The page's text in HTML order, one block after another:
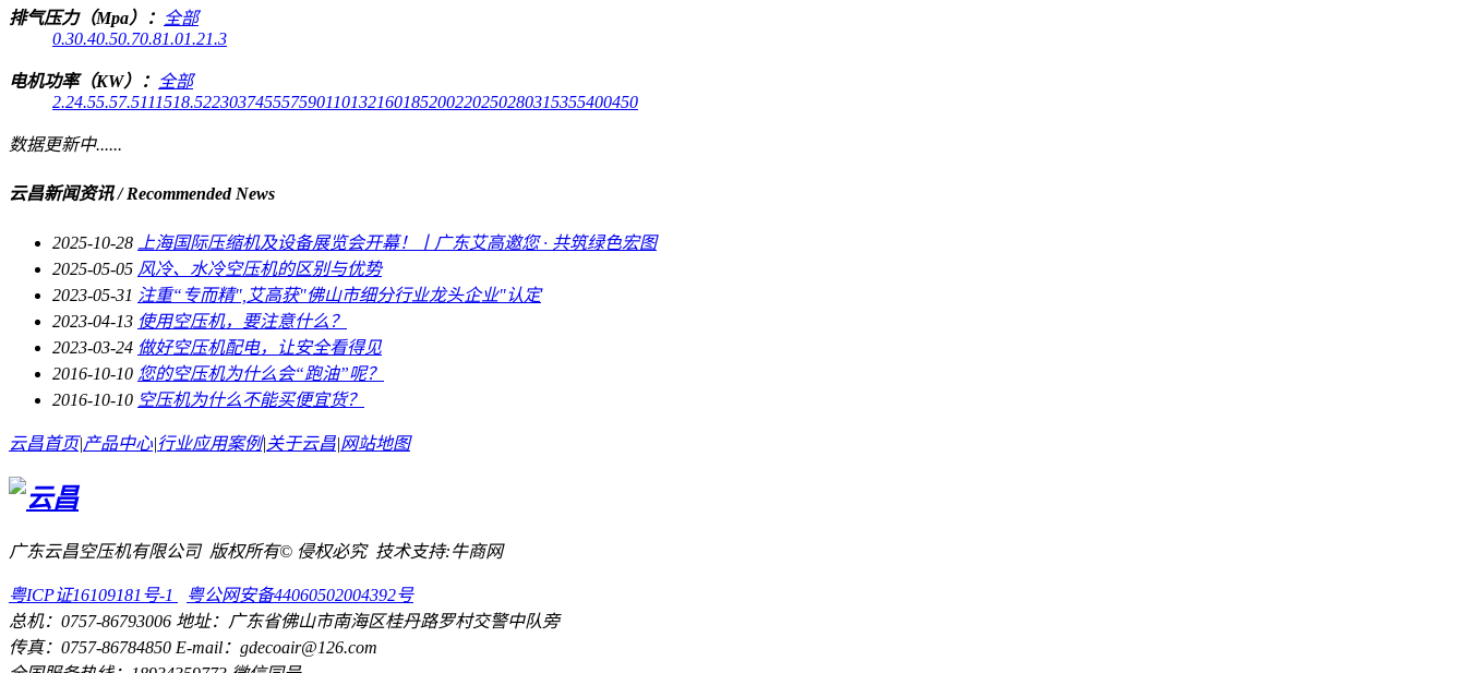
排气压力（Mpa）： 全部
0.30.40.50.70.81.01.21.3
电机功率（KW）： 全部
2.24.55.57.5111518.522303745557590110132160185200220250280315355400450
数据更新中......
云昌新闻资讯/ Recommended News
2025-10-28
上海国际压缩机及设备展览会开幕！丨广东艾高邀您 · 共筑绿色宏图
2025-05-05 风冷、水冷空压机的区别与优势
2023-05-31 注重“专而精",艾高获"佛山市细分行业龙头企业"认定
2023-04-13 使用空压机，要注意什么？
2023-03-24 做好空压机配电，让安全看得见
2016-10-10 您的空压机为什么会“跑油”呢？
2016-10-10 空压机为什么不能买便宜货？
云昌首页|产品中心|行业应用案例|关于云昌|网站地图
广东云昌空压机有限公司 版权所有© 侵权必究 技术支持:牛商网
粤ICP证16109181号-1
粤公网安备44060502004392号
总机：0757-86793006 地址：广东省佛山市南海区桂丹路罗村交警中队旁
传真：0757-86784850 E-mail：gdecoair@126.com